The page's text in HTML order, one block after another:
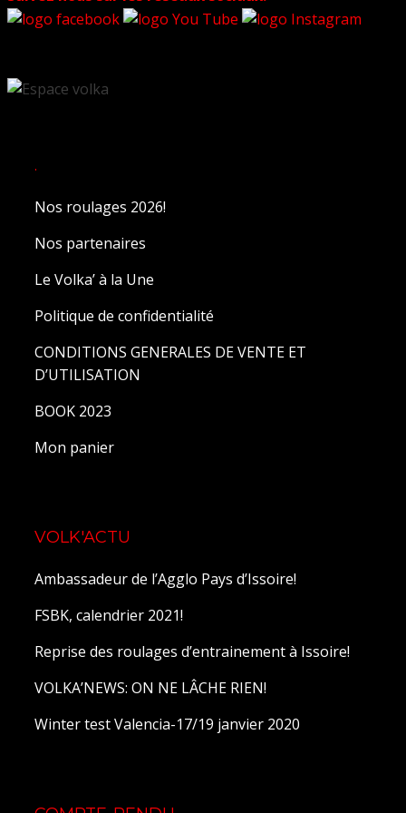
.
Nos roulages 2026!
Nos partenaires
Le Volka’ à la Une
Politique de confidentialité
CONDITIONS GENERALES DE VENTE ET
D’UTILISATION
BOOK 2023
Mon panier
VOLK'ACTU
Ambassadeur de l’Agglo Pays d’Issoire!
FSBK, calendrier 2021!
Reprise des roulages d’entrainement à Issoire!
VOLKA’NEWS: ON NE LÂCHE RIEN!
Winter test Valencia-17/19 janvier 2020